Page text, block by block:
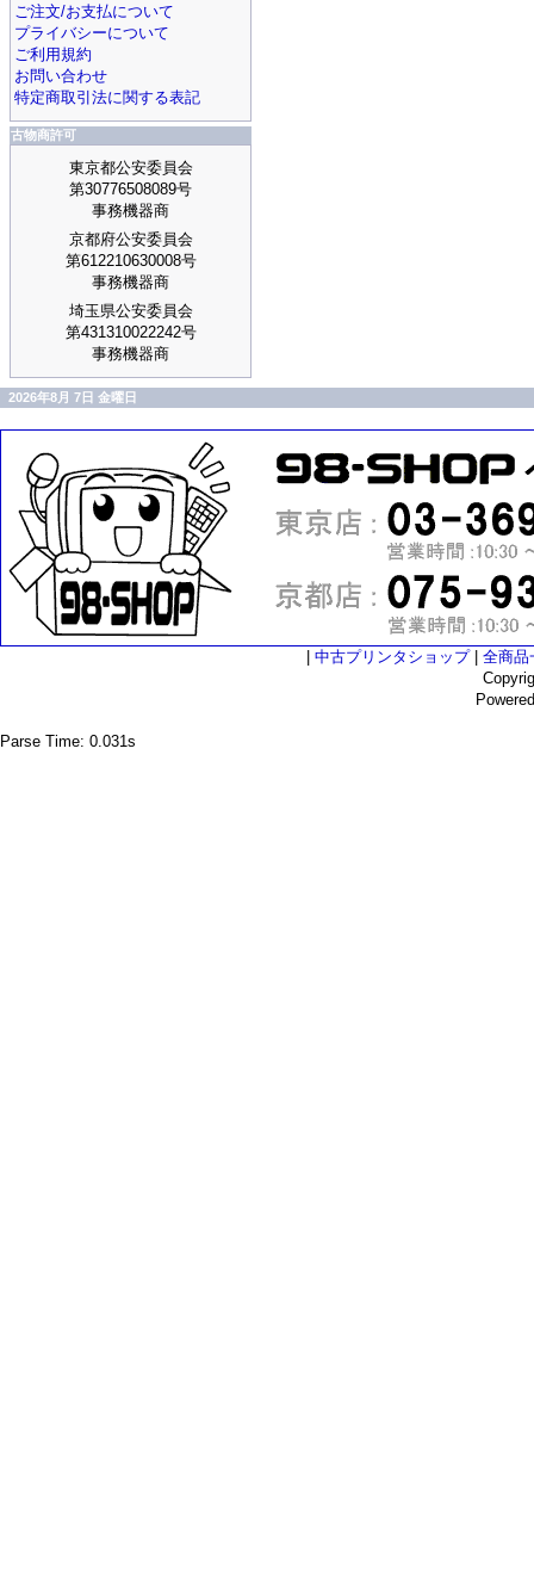
ご注文/お支払について
プライバシーについて
ご利用規約
お問い合わせ
特定商取引法に関する表記
古物商許可
東京都公安委員会
第30776508089号
事務機器商
京都府公安委員会
第612210630008号
事務機器商
埼玉県公安委員会
第431310022242号
事務機器商
2026年8月 7日 金曜日
中古プリンタショップ| 全商品
Parse Time: 0.031s